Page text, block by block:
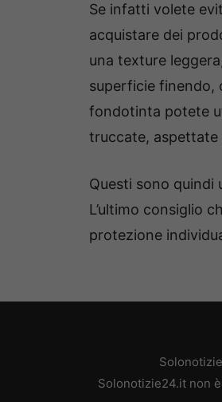
Se infatti volete
acquistare dei
una texture
superficie finendo,
fondotinta potete
truccate, aspettate
Questi sono quindi
L’ultimo consiglio
protezione
Solonotizie24.it non